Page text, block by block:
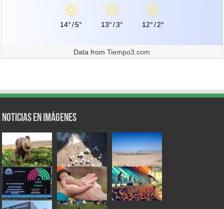
14°/5° 13°/3° 12°/2°
Data fromTiempo3.com
Noticias en Imágenes